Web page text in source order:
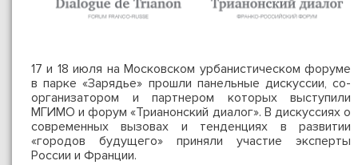
17 и 18 июля на Московском урбанистическом форуме
в парке «Зарядье» прошли панельные дискуссии, со-
организатором и партнером которых выступили
МГИМО и форум «Трианонский диалог». В дискуссиях о
современных вызовах и тенденциях в развитии
«городов будущего» приняли участие эксперты
России и Франции.